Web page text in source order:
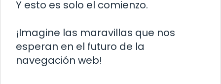
Y esto es solo el comienzo.
¡Imagine las maravillas que nos
esperan en el futuro de la
navegación web!